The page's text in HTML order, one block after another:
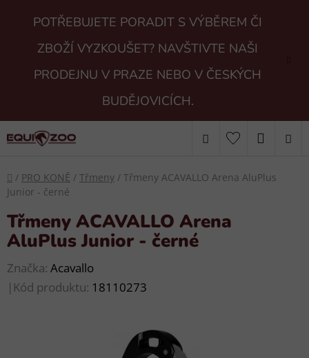
POTŘEBUJETE PORADIT S VÝBĚREM ČI
ZBOŽÍ VYZKOUŠET? NAVŠTIVTE NAŠI
PRODEJNU V PRAZE NEBO V ČESKÝCH
BUDĚJOVICÍCH.
Hledat
KOŠÍK
Domů
/ PRO KONĚ / Třmeny / Třmeny ACAVALLO Arena AluPlus
Junior - černé
Třmeny ACAVALLO Arena
AluPlus Junior - černé
Značka: Acavallo
| Kód produktu: 18110273